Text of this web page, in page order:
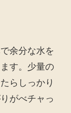
余分な水を
す。少量の
らしっかり
がべチャっ